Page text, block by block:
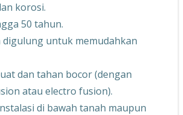
korosi.
50 tahun.
digulung untuk memudahkan
dan tahan bocor (dengan
atau electro fusion).
di bawah tanah maupun